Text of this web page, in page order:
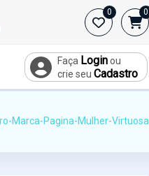
0 0
Faça Loginou
crie seu Cadastro
Marca-Pagina-Mulher-Virtuosa